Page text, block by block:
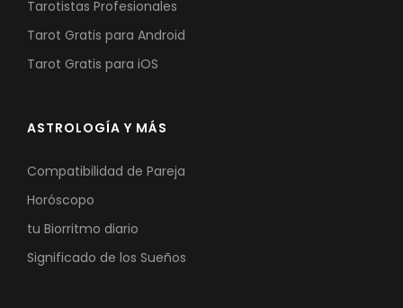
Tarotistas Profesionales
Tarot Gratis para Android
Tarot Gratis para iOS
ASTROLOGÍA Y MÁS
Compatibilidad de Pareja
Horóscopo
tu Biorritmo diario
Significado de los Sueños